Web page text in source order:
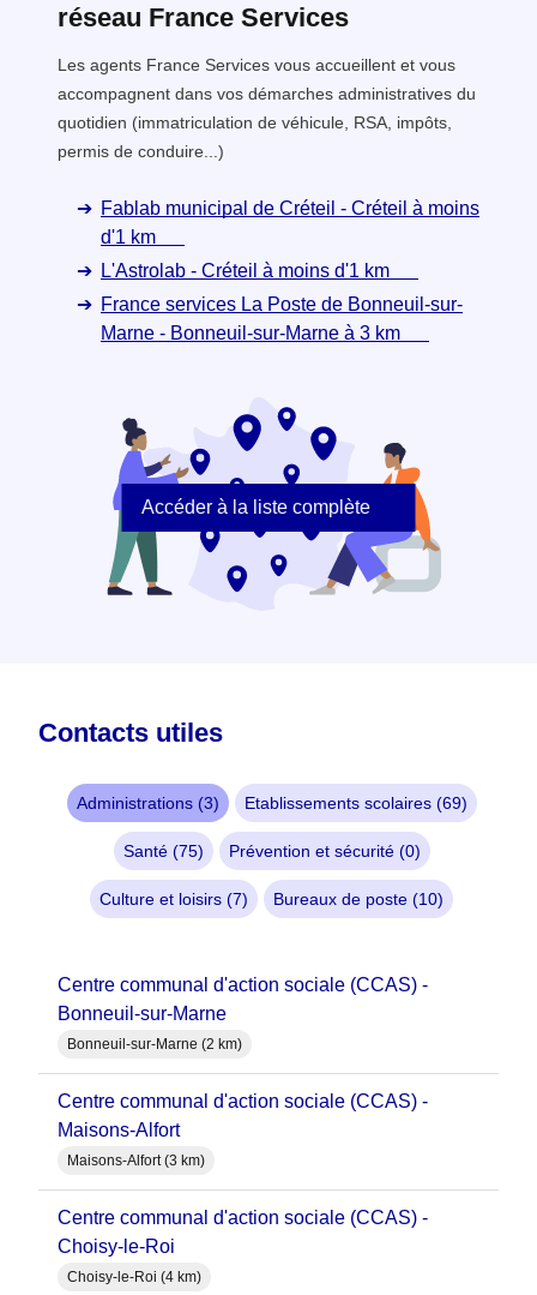
réseau France Services
Les agents France Services vous accueillent et vous
accompagnent dans vos démarches administratives du
quotidien (immatriculation de véhicule, RSA, impôts,
permis de conduire...)
Fablab municipal de Créteil - Créteil à moins
d'1 km
L'Astrolab - Créteil à moins d'1 km
France services La Poste de Bonneuil-sur-
Marne - Bonneuil-sur-Marne à 3 km
Accéder à la liste complète
Contacts utiles
Administrations (3) Etablissements scolaires (69)
Santé (75) Prévention et sécurité (0)
Culture et loisirs (7) Bureaux de poste (10)
Centre communal d'action sociale (CCAS) -
Bonneuil-sur-Marne
Bonneuil-sur-Marne (2 km)
Centre communal d'action sociale (CCAS) -
Maisons-Alfort
Maisons-Alfort (3 km)
Centre communal d'action sociale (CCAS) -
Choisy-le-Roi
Choisy-le-Roi (4 km)